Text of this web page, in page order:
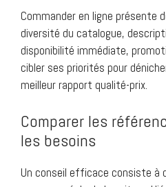
Commander en ligne présente
diversité du catalogue,
disponibilité immédiate,
cibler ses priorités pour
meilleur rapport qualité-prix.
Comparer les
les besoins
Un conseil efficace consiste à